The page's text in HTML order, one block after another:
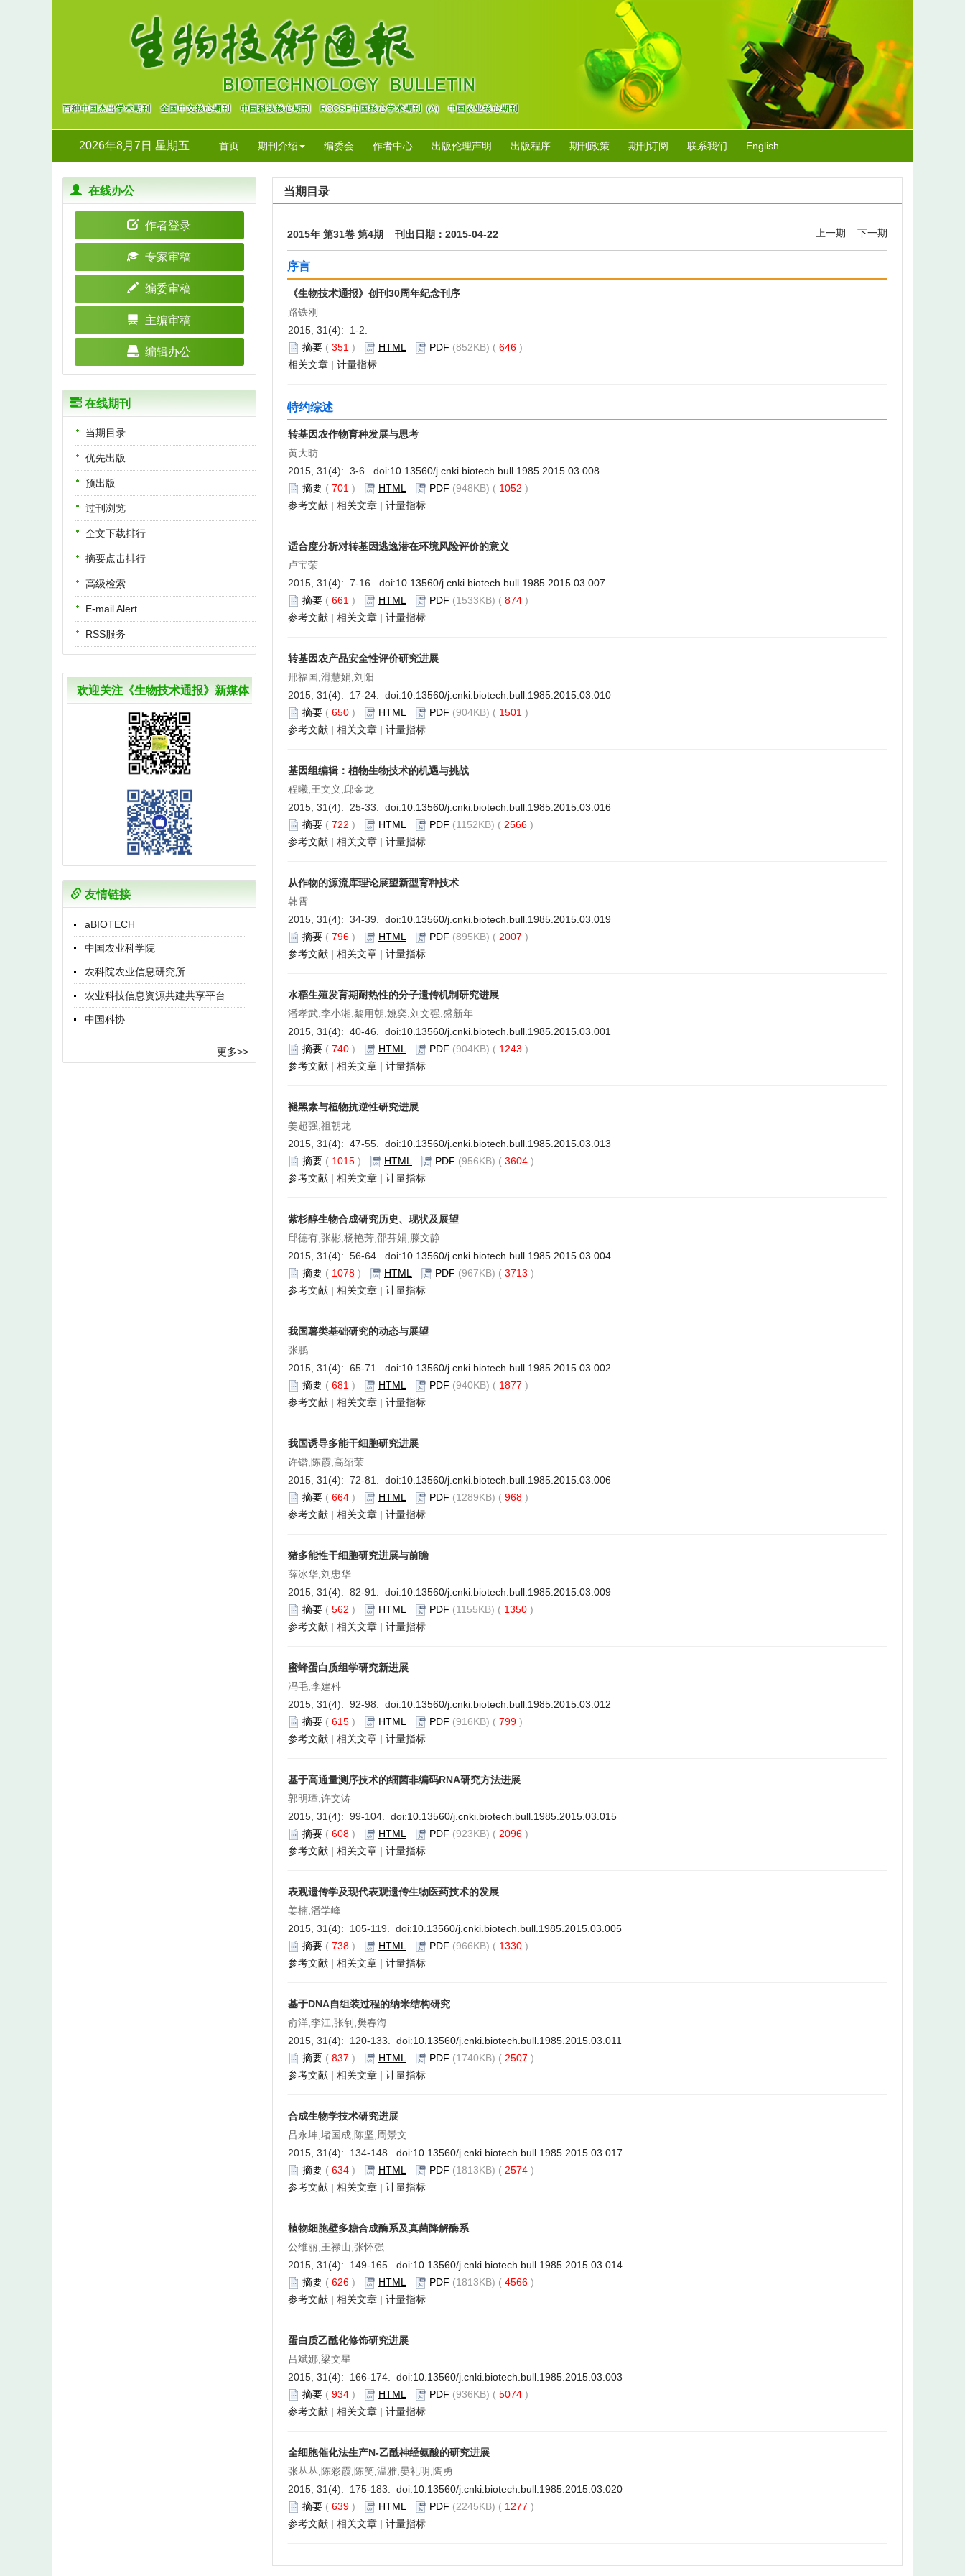
2026年8月7日 星期五 首页 期刊介绍 编委会 作者中心 出版伦理声明 出版程序 期刊政策 期刊订阅 联系我们 English
在线办公
作者登录
专家审稿
编委审稿
主编审稿
编辑办公
在线期刊
当期目录
优先出版
预出版
过刊浏览
全文下载排行
摘要点击排行
高级检索
E-mail Alert
RSS服务
欢迎关注《生物技术通报》新媒体
友情链接
aBIOTECH
中国农业科学院
农科院农业信息研究所
农业科技信息资源共建共享平台
中国科协
更多>>
当期目录
2015年 第31卷 第4期 刊出日期：2015-04-22 上一期 下一期
序言
《生物技术通报》创刊30周年纪念刊序
路铁刚
2015, 31(4): 1-2.
摘要 ( 351 ) HTML PDF (852KB) ( 646 )
相关文章 | 计量指标
特约综述
转基因农作物育种发展与思考
黄大昉
2015, 31(4): 3-6. doi:10.13560/j.cnki.biotech.bull.1985.2015.03.008
摘要 ( 701 ) HTML PDF (948KB) ( 1052 )
参考文献 | 相关文章 | 计量指标
适合度分析对转基因逃逸潜在环境风险评价的意义
卢宝荣
2015, 31(4): 7-16. doi:10.13560/j.cnki.biotech.bull.1985.2015.03.007
摘要 ( 661 ) HTML PDF (1533KB) ( 874 )
参考文献 | 相关文章 | 计量指标
转基因农产品安全性评价研究进展
邢福国,滑慧娟,刘阳
2015, 31(4): 17-24. doi:10.13560/j.cnki.biotech.bull.1985.2015.03.010
摘要 ( 650 ) HTML PDF (904KB) ( 1501 )
参考文献 | 相关文章 | 计量指标
基因组编辑：植物生物技术的机遇与挑战
程曦,王文义,邱金龙
2015, 31(4): 25-33. doi:10.13560/j.cnki.biotech.bull.1985.2015.03.016
摘要 ( 722 ) HTML PDF (1152KB) ( 2566 )
参考文献 | 相关文章 | 计量指标
从作物的源流库理论展望新型育种技术
韩霄
2015, 31(4): 34-39. doi:10.13560/j.cnki.biotech.bull.1985.2015.03.019
摘要 ( 796 ) HTML PDF (895KB) ( 2007 )
参考文献 | 相关文章 | 计量指标
水稻生殖发育期耐热性的分子遗传机制研究进展
潘孝武,李小湘,黎用朝,姚奕,刘文强,盛新年
2015, 31(4): 40-46. doi:10.13560/j.cnki.biotech.bull.1985.2015.03.001
摘要 ( 740 ) HTML PDF (904KB) ( 1243 )
参考文献 | 相关文章 | 计量指标
褪黑素与植物抗逆性研究进展
姜超强,祖朝龙
2015, 31(4): 47-55. doi:10.13560/j.cnki.biotech.bull.1985.2015.03.013
摘要 ( 1015 ) HTML PDF (956KB) ( 3604 )
参考文献 | 相关文章 | 计量指标
紫杉醇生物合成研究历史、现状及展望
邱德有,张彬,杨艳芳,邵芬娟,滕文静
2015, 31(4): 56-64. doi:10.13560/j.cnki.biotech.bull.1985.2015.03.004
摘要 ( 1078 ) HTML PDF (967KB) ( 3713 )
参考文献 | 相关文章 | 计量指标
我国薯类基础研究的动态与展望
张鹏
2015, 31(4): 65-71. doi:10.13560/j.cnki.biotech.bull.1985.2015.03.002
摘要 ( 681 ) HTML PDF (940KB) ( 1877 )
参考文献 | 相关文章 | 计量指标
我国诱导多能干细胞研究进展
许锴,陈霞,高绍荣
2015, 31(4): 72-81. doi:10.13560/j.cnki.biotech.bull.1985.2015.03.006
摘要 ( 664 ) HTML PDF (1289KB) ( 968 )
参考文献 | 相关文章 | 计量指标
猪多能性干细胞研究进展与前瞻
薛冰华,刘忠华
2015, 31(4): 82-91. doi:10.13560/j.cnki.biotech.bull.1985.2015.03.009
摘要 ( 562 ) HTML PDF (1155KB) ( 1350 )
参考文献 | 相关文章 | 计量指标
蜜蜂蛋白质组学研究新进展
冯毛,李建科
2015, 31(4): 92-98. doi:10.13560/j.cnki.biotech.bull.1985.2015.03.012
摘要 ( 615 ) HTML PDF (916KB) ( 799 )
参考文献 | 相关文章 | 计量指标
基于高通量测序技术的细菌非编码RNA研究方法进展
郭明璋,许文涛
2015, 31(4): 99-104. doi:10.13560/j.cnki.biotech.bull.1985.2015.03.015
摘要 ( 608 ) HTML PDF (923KB) ( 2096 )
参考文献 | 相关文章 | 计量指标
表观遗传学及现代表观遗传生物医药技术的发展
姜楠,潘学峰
2015, 31(4): 105-119. doi:10.13560/j.cnki.biotech.bull.1985.2015.03.005
摘要 ( 738 ) HTML PDF (966KB) ( 1330 )
参考文献 | 相关文章 | 计量指标
基于DNA自组装过程的纳米结构研究
俞洋,李江,张钊,樊春海
2015, 31(4): 120-133. doi:10.13560/j.cnki.biotech.bull.1985.2015.03.011
摘要 ( 837 ) HTML PDF (1740KB) ( 2507 )
参考文献 | 相关文章 | 计量指标
合成生物学技术研究进展
吕永坤,堵国成,陈坚,周景文
2015, 31(4): 134-148. doi:10.13560/j.cnki.biotech.bull.1985.2015.03.017
摘要 ( 634 ) HTML PDF (1813KB) ( 2574 )
参考文献 | 相关文章 | 计量指标
植物细胞壁多糖合成酶系及真菌降解酶系
公维丽,王禄山,张怀强
2015, 31(4): 149-165. doi:10.13560/j.cnki.biotech.bull.1985.2015.03.014
摘要 ( 626 ) HTML PDF (1813KB) ( 4566 )
参考文献 | 相关文章 | 计量指标
蛋白质乙酰化修饰研究进展
吕斌娜,梁文星
2015, 31(4): 166-174. doi:10.13560/j.cnki.biotech.bull.1985.2015.03.003
摘要 ( 934 ) HTML PDF (936KB) ( 5074 )
参考文献 | 相关文章 | 计量指标
全细胞催化法生产N-乙酰神经氨酸的研究进展
张丛丛,陈彩霞,陈笑,温雅,晏礼明,陶勇
2015, 31(4): 175-183. doi:10.13560/j.cnki.biotech.bull.1985.2015.03.020
摘要 ( 639 ) HTML PDF (2245KB) ( 1277 )
参考文献 | 相关文章 | 计量指标